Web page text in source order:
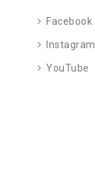
Facebook
Instagram
YouTube